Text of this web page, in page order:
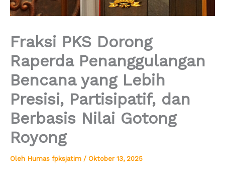
Fraksi PKS Dorong
Raperda Penanggulangan
Bencana yang Lebih
Presisi, Partisipatif, dan
Berbasis Nilai Gotong
Royong
Oleh Humas fpksjatim / Oktober 13, 2025